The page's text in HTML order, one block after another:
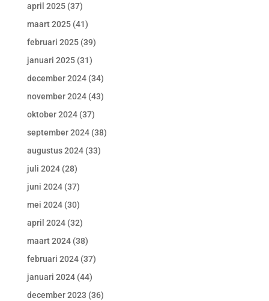
april 2025(37)
maart 2025(41)
februari 2025(39)
januari 2025(31)
december 2024(34)
november 2024(43)
oktober 2024(37)
september 2024(38)
augustus 2024(33)
juli 2024(28)
juni 2024(37)
mei 2024(30)
april 2024(32)
maart 2024(38)
februari 2024(37)
januari 2024(44)
december 2023 (36)